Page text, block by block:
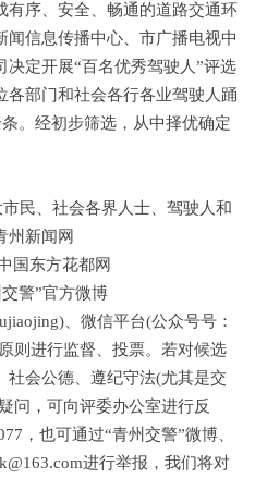
有序、安全、畅通的道路交通环
信息传播中心、市广播电视中
定开展“百名优秀驾驶人”评选
各部门和社会各行各业驾驶人踊
。经初步筛选，从中择优确定
民、社会各界人士、驾驶人和
州新闻网
国东方花都网
警”官方微博
、微信平台(公众号号：
则进行监督、投票。若对候选
社会公德、遵纪守法(尤其是交
问，可向评委办公室进行反
，也可通过“青州交警”微博、
进行举报，我们将对